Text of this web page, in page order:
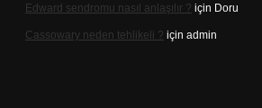
Edward sendromu nasıl anlaşılır ? için Doru
Cassowary neden tehlikeli ? için admin